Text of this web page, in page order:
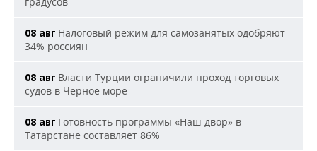
08 авг Налоговый режим для самозанятых одобряют
34% россиян
08 авг Власти Турции ограничили проход торговых
судов в Черное море
08 авг Готовность программы «Наш двор» в
Татарстане составляет 86%